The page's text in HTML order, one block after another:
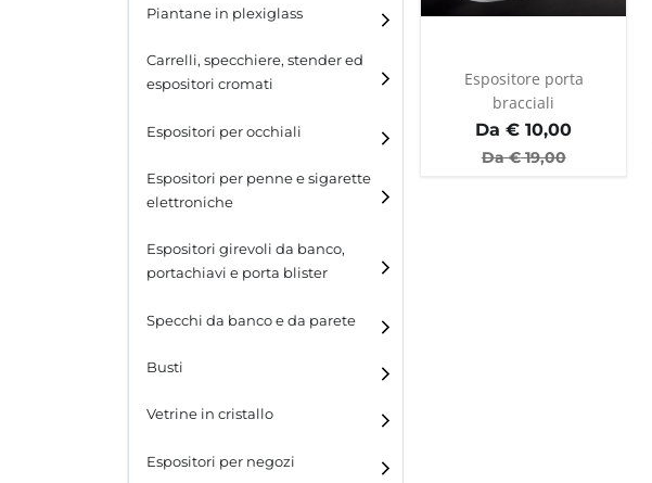
Espositori per calzature
Piantane in plexiglass
Carrelli, specchiere, stender ed
espositori cromati
Espositori per occhiali
Espositori per penne e sigarette
elettroniche
Espositori girevoli da banco,
portachiavi e porta blister
Espositori girevoli da
ganci
Specchi da banco e da parete
Busti
Vetrine in cristallo
Laminato
Espositori per negozi
Espositore porta
bracciali
Da € 10,00
Da €19,00